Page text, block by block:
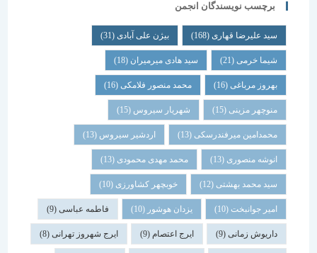
برچسب نویسندگان انجمن
سید علیرضا قهاری(168) بیژن علی آبادی(31)
شیما خرمی(21) سید هادی میرمیران(18)
بهروز مرباغی (16) محمد منصور فلامکی (16)
منوچهر مزینی(15) شهریار سیروس(15)
محمدامین میرفندرسکی(13) اردشیر سیروس(13)
انوشه منصوری(13) محمد مهدی محمودی(13)
سید محمد بهشتی(12) خوبچهر کشاورزی(10)
امیر جوانبخت(10) یزدان هوشور(10) فاطمه عباسی(9)
داریوش زمانی(9) ایرج اعتصام(9) ایرج شهروز تهرانی(8)